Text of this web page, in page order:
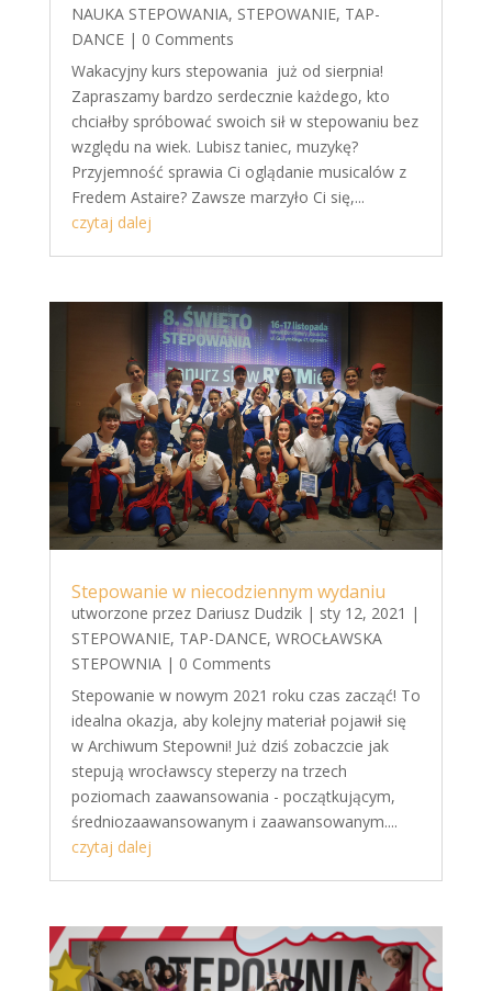
NAUKA STEPOWANIA, STEPOWANIE, TAP-
DANCE| 0 Comments
Wakacyjny kurs stepowania już od sierpnia!
Zapraszamy bardzo serdecznie każdego, kto
chciałby spróbować swoich sił w stepowaniu bez
względu na wiek. Lubisz taniec, muzykę?
Przyjemność sprawia Ci oglądanie musicalów z
Fredem Astaire? Zawsze marzyło Ci się,...
czytaj dalej
Stepowanie w niecodziennym wydaniu
utworzone przez Dariusz Dudzik| sty 12, 2021 |
STEPOWANIE, TAP-DANCE, WROCŁAWSKA
STEPOWNIA| 0 Comments
Stepowanie w nowym 2021 roku czas zacząć! To
idealna okazja, aby kolejny materiał pojawił się
w Archiwum Stepowni! Już dziś zobaczcie jak
stepują wrocławscy steperzy na trzech
poziomach zaawansowania - początkującym,
średniozaawansowanym i zaawansowanym....
czytaj dalej